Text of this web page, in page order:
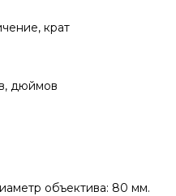
крат
дюймов
объектива: 80 мм.